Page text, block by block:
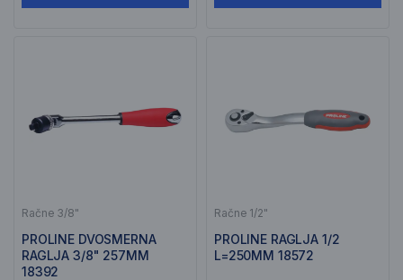
Račne 3/8"
PROLINE DVOSMERNA
RAGLJA 3/8" 257MM
18392
Račne 1/2"
PROLINE RAGLJA 1/2
L=250MM 18572